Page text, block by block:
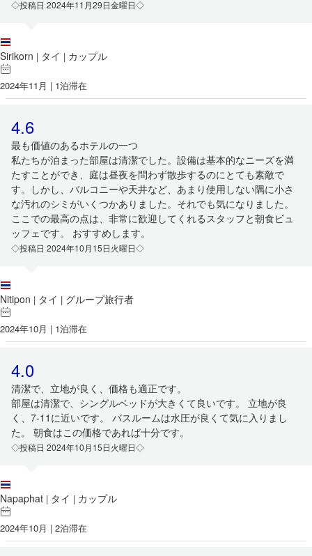
◇投稿日 2024年11月29日金曜日◇
Sirikorn | タイ | カップル
2024年11月 | 1泊滞在
4.6
最も価値のあるホテルの一つ
私たちが泊まった部屋は清潔でした。設備は基本的なニーズを満
たすことができ、庭は昼夜を問わず散歩するのにとても素敵で
す。しかし、バルコニーや天井など、あまり使用しない隅に小さ
な汚れのシミがいくつかありました。それでも気になりました。
ここでの最高の点は、非常に歓迎してくれるスタッフと朝食ビュ
ッフェです。 おすすめします。
◇投稿日 2024年10月15日火曜日◇
Nitipon | タイ | グループ旅行者
2024年10月 | 1泊滞在
4.0
清潔で、立地が良く、価格も適正です。
部屋は清潔で、シングルベッドが大きくて良いです。 立地が良
く、7-11に近いです。 バスルームは水圧が良くて気に入りまし
た。 朝食はこの価格であれば十分です。
◇投稿日 2024年10月15日火曜日◇
Napaphat | タイ | カップル
2024年10月 | 2泊滞在